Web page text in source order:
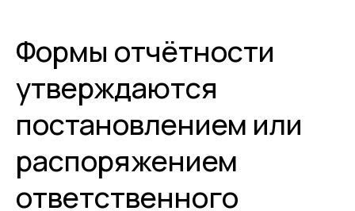
Формы отчётности
утверждаются
постановлением или
распоряжением
ответственного